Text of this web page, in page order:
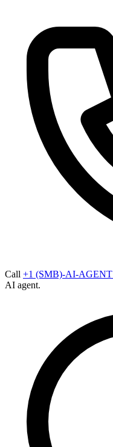
Call +1 (SMB)-AI-AGENT
AI agent.